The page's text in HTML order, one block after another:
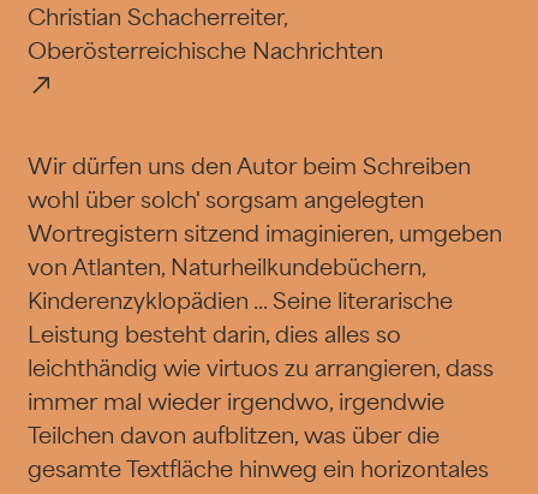
Christian Schacherreiter,
Oberösterreichische Nachrichten
Wir dürfen uns den Autor beim Schreiben
wohl über solch' sorgsam angelegten
Wortregistern sitzend imaginieren, umgeben
von Atlanten, Naturheilkundebüchern,
Kinderenzyklopädien ... Seine literarische
Leistung besteht darin, dies alles so
leichthändig wie virtuos zu arrangieren, dass
immer mal wieder irgendwo, irgendwie
Teilchen davon aufblitzen, was über die
gesamte Textfläche hinweg ein horizontales